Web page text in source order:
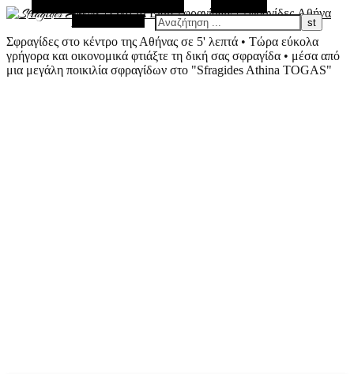
Σφραγίδες στο κέντρο της Αθήνας σε 5' λεπτά • Τώρα εύκολα
γρήγορα και οικονομικά φτιάξτε τη δική σας σφραγίδα • μέσα από
μια μεγάλη ποικιλία σφραγίδων στο "Sfragides Athina TOGAS"
Τυχαίο Άρθρο
Αναζήτηση